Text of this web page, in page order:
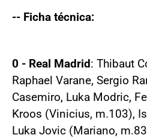
-- Ficha técnica:
0 - Real Madrid: Thibaut
Raphael Varane, Sergio
Casemiro, Luka Modric,
Kroos (Vinicius, m.103),
Luka Jovic (Mariano,